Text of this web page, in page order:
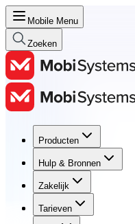
Mobile Menu
Zoeken
Producten
Hulp & Bronnen
Zakelijk
Tarieven
Producten
Hulp & Bronnen
Zakelijk
Tarieven